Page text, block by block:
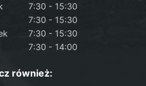
7:30 - 15:30
7:30 - 15:30
7:30 - 15:30
7:30 - 14:00
również: